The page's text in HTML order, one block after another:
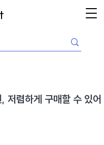
저렴하게 구매할 수 있어